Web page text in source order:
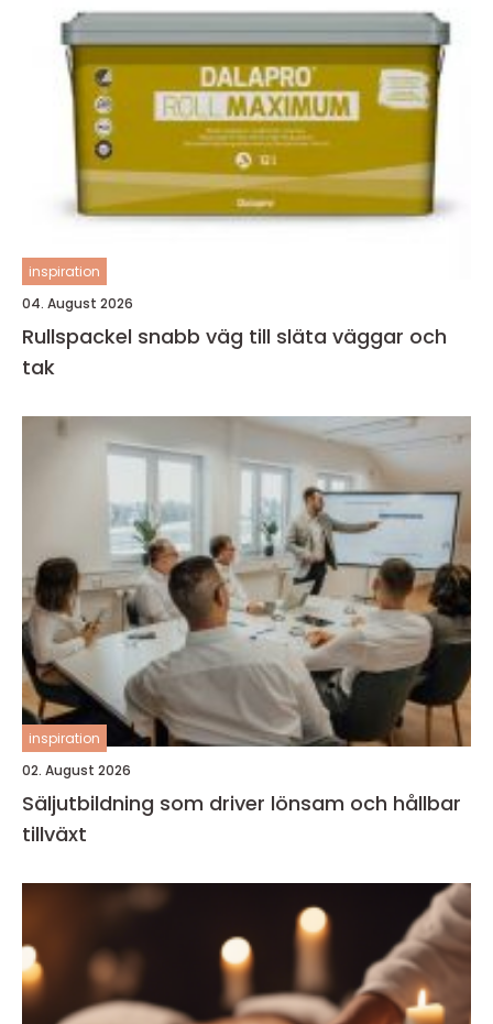
inspiration
04. August 2026
Rullspackel snabb väg till släta väggar och
tak
inspiration
02. August 2026
Säljutbildning som driver lönsam och hållbar
tillväxt